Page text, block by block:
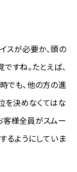
イスが必要か、頭の
すね。たとえば、
でも、他の方の進
を決めなくてはな
客様全員がスムー
るようにしていま